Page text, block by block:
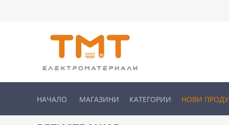
НАЧАЛО МАГАЗИНИ КАТЕГОРИИ НОВИ